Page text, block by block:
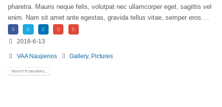
pharetra. Mauris neque felis, volutpat nec ullamcorper eget, sagittis vel
enim. Nam sit amet ante egestas, gravida tellus vitae, semper eros....
2016-6-13
VAA Naujienos Gallery, Pictures
SKAITYTI DAUGIAU...
Registruokitės naujienlaiškiui apie Vidaus Auditorių asociaciją!